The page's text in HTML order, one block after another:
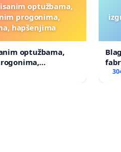
optužbama,
progonima,
hapšenjima
optužbama,